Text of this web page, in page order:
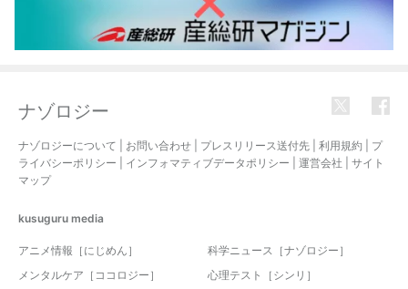
ナゾロジー
ナゾロジーについて お問い合わせ プレスリリース送付先 利用規約
プ
ライバシーポリシー
インフォマティブデータポリシー 運営会社
サイト
マップ
kusuguru media
アニメ情報［にじめん］
科学ニュース［ナゾロジー］
メンタルケア［ココロジー］
心理テスト［シンリ］